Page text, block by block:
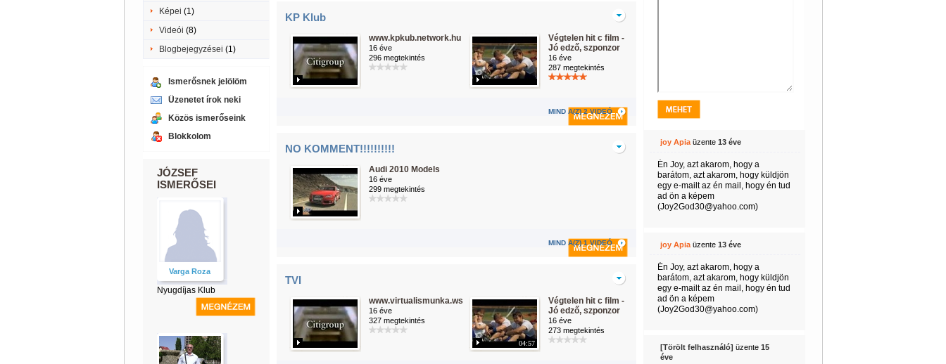
Képei (1)
Videói (8)
Blogbejegyzései (1)
Ismerősnek jelölöm
Üzenetet írok neki
Közös ismerőseink
Blokkolom
JÓZSEF
ISMERŐSEI
Varga Roza
Nyugdíjas Klub
KP Klub
www.kpkub.network.hu
16 éve
296 megtekintés
Végtelen hit c film -
Jó edző, szponzor
16 éve
287 megtekintés
MIND A(Z) 2 VIDEÓ
NO KOMMENT!!!!!!!!!!
Audi 2010 Models
16 éve
299 megtekintés
MIND A(Z) 1 VIDEÓ
TVI
www.virtualismunka.ws
16 éve
327 megtekintés
04:57
Végtelen hit c film -
Jó edző, szponzor
16 éve
273 megtekintés
joy Apia üzente 13 éve
Én Joy, azt akarom, hogy a
barátom, azt akarom, hogy küldjön
egy e-mailt az én mail, hogy én tud
ad ön a képem
(Joy2God30@yahoo.com)
joy Apia üzente 13 éve
Én Joy, azt akarom, hogy a
barátom, azt akarom, hogy küldjön
egy e-mailt az én mail, hogy én tud
ad ön a képem
(Joy2God30@yahoo.com)
[Törölt felhasználó] üzente 15
éve